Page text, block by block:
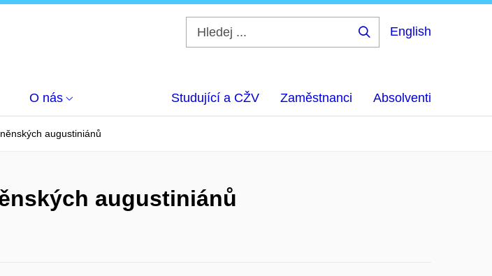
English
O nás Studující a CŽV Zaměstnanci Absolventi
augustiniánů
augustiniánů